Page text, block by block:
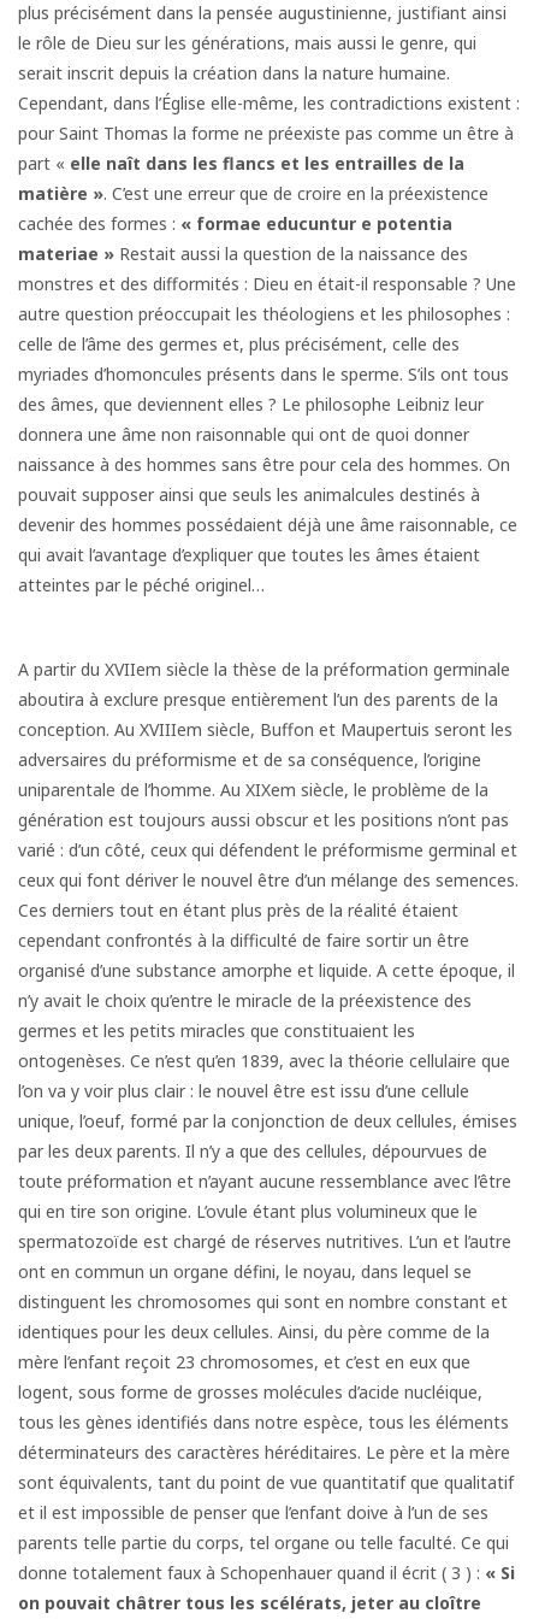
plus précisément dans la pensée augustinienne, justifiant ainsi
le rôle de Dieu sur les générations, mais aussi le genre, qui
serait inscrit depuis la création dans la nature humaine.
Cependant, dans l’Église elle-même, les contradictions existent :
pour Saint Thomas la forme ne préexiste pas comme un être à
part « elle naît dans les flancs et les entrailles de la
matière ». C’est une erreur que de croire en la préexistence
cachée des formes : « formae educuntur e potentia
materiae » Restait aussi la question de la naissance des
monstres et des difformités : Dieu en était-il responsable ? Une
autre question préoccupait les théologiens et les philosophes :
celle de l’âme des germes et, plus précisément, celle des
myriades d’homoncules présents dans le sperme. S’ils ont tous
des âmes, que deviennent elles ? Le philosophe Leibniz leur
donnera une âme non raisonnable qui ont de quoi donner
naissance à des hommes sans être pour cela des hommes. On
pouvait supposer ainsi que seuls les animalcules destinés à
devenir des hommes possédaient déjà une âme raisonnable, ce
qui avait l’avantage d’expliquer que toutes les âmes étaient
atteintes par le péché originel…
A partir du XVIIem siècle la thèse de la préformation germinale
aboutira à exclure presque entièrement l’un des parents de la
conception. Au XVIIIem siècle, Buffon et Maupertuis seront les
adversaires du préformisme et de sa conséquence, l’origine
uniparentale de l’homme. Au XIXem siècle, le problème de la
génération est toujours aussi obscur et les positions n’ont pas
varié : d’un côté, ceux qui défendent le préformisme germinal et
ceux qui font dériver le nouvel être d’un mélange des semences.
Ces derniers tout en étant plus près de la réalité étaient
cependant confrontés à la difficulté de faire sortir un être
organisé d’une substance amorphe et liquide. A cette époque, il
n’y avait le choix qu’entre le miracle de la préexistence des
germes et les petits miracles que constituaient les
ontogenèses. Ce n’est qu’en 1839, avec la théorie cellulaire que
l’on va y voir plus clair : le nouvel être est issu d’une cellule
unique, l’oeuf, formé par la conjonction de deux cellules, émises
par les deux parents. Il n’y a que des cellules, dépourvues de
toute préformation et n’ayant aucune ressemblance avec l’être
qui en tire son origine. L’ovule étant plus volumineux que le
spermatozoïde est chargé de réserves nutritives. L’un et l’autre
ont en commun un organe défini, le noyau, dans lequel se
distinguent les chromosomes qui sont en nombre constant et
identiques pour les deux cellules. Ainsi, du père comme de la
mère l’enfant reçoit 23 chromosomes, et c’est en eux que
logent, sous forme de grosses molécules d’acide nucléique,
tous les gènes identifiés dans notre espèce, tous les éléments
déterminateurs des caractères héréditaires. Le père et la mère
sont équivalents, tant du point de vue quantitatif que qualitatif
et il est impossible de penser que l’enfant doive à l’un de ses
parents telle partie du corps, tel organe ou telle faculté. Ce qui
donne totalement faux à Schopenhauer quand il écrit ( 3 ) : « Si
on pouvait châtrer tous les scélérats, jeter au cloître